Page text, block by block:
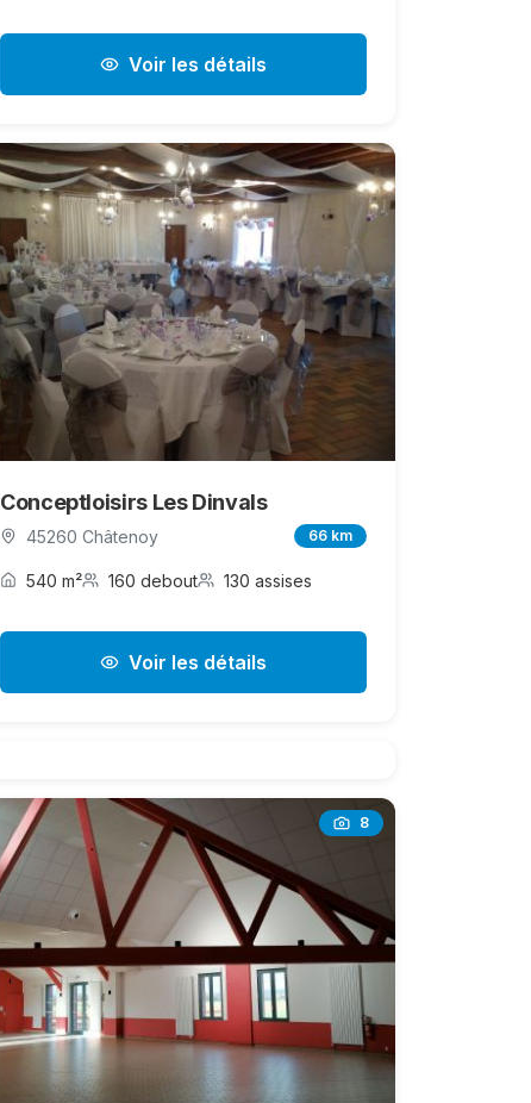
Voir les détails
Conceptloisirs Les Dinvals
45260 Châtenoy 66 km
540 m² 160 debout 130 assises
Voir les détails
8